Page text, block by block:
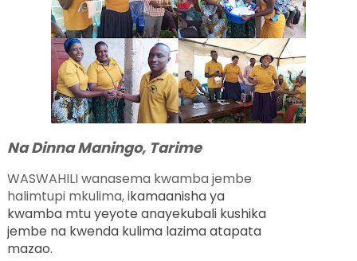
Na Dinna Maningo, Tarime
WASWAHILI wanasema kwamba jembe
halimtupi mkulima, ikamaanisha ya
kwamba mtu yeyote anayekubali kushika
jembe na kwenda kulima lazima atapata
mazao.